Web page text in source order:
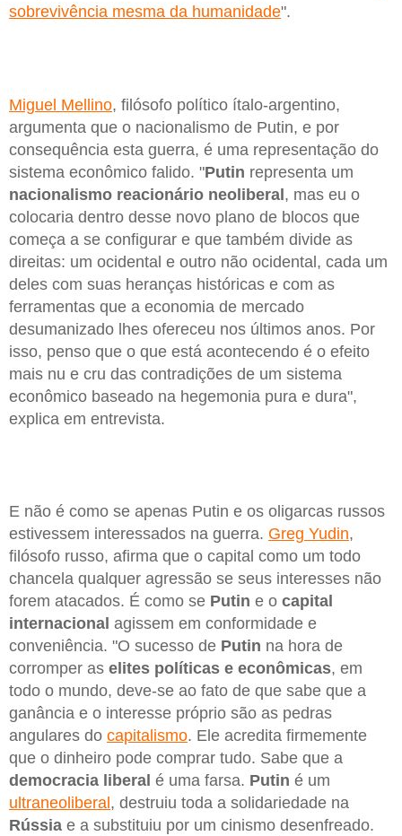
sobrevivência mesma da humanidade".
Miguel Mellino, filósofo político ítalo-argentino,
argumenta que o nacionalismo de Putin, e por
consequência esta guerra, é uma representação do
sistema econômico falido. "Putin representa um
nacionalismo reacionário neoliberal, mas eu o
colocaria dentro desse novo plano de blocos que
começa a se configurar e que também divide as
direitas: um ocidental e outro não ocidental, cada um
deles com suas heranças históricas e com as
ferramentas que a economia de mercado
desumanizado lhes ofereceu nos últimos anos. Por
isso, penso que o que está acontecendo é o efeito
mais nu e cru das contradições de um sistema
econômico baseado na hegemonia pura e dura",
explica em entrevista.
E não é como se apenas Putin e os oligarcas russos
estivessem interessados na guerra. Greg Yudin,
filósofo russo, afirma que o capital como um todo
chancela qualquer agressão se seus interesses não
forem atacados. É como se Putin e o capital
internacional agissem em conformidade e
conveniência. "O sucesso de Putin na hora de
corromper as elites políticas e econômicas, em
todo o mundo, deve-se ao fato de que sabe que a
ganância e o interesse próprio são as pedras
angulares do capitalismo. Ele acredita firmemente
que o dinheiro pode comprar tudo. Sabe que a
democracia liberal é uma farsa. Putin é um
ultraneoliberal , destruiu toda a solidariedade na
Rússia e a substituiu por um cinismo desenfreado.